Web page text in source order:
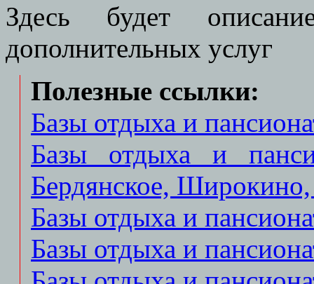
Здесь будет
дополнительных услуг
Полезные ссылки:
Базы отдыха и
Базы отдыха и
Бердянское,
Базы отдыха и
Базы отдыха и